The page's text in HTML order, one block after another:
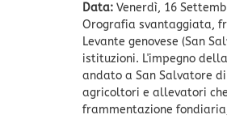
Data: Venerdì, 16
Orografia svantaggiata,
Levante genovese (San
istituzioni. L'impegno
andato a San Salvatore
agricoltori e allevatori
frammentazione